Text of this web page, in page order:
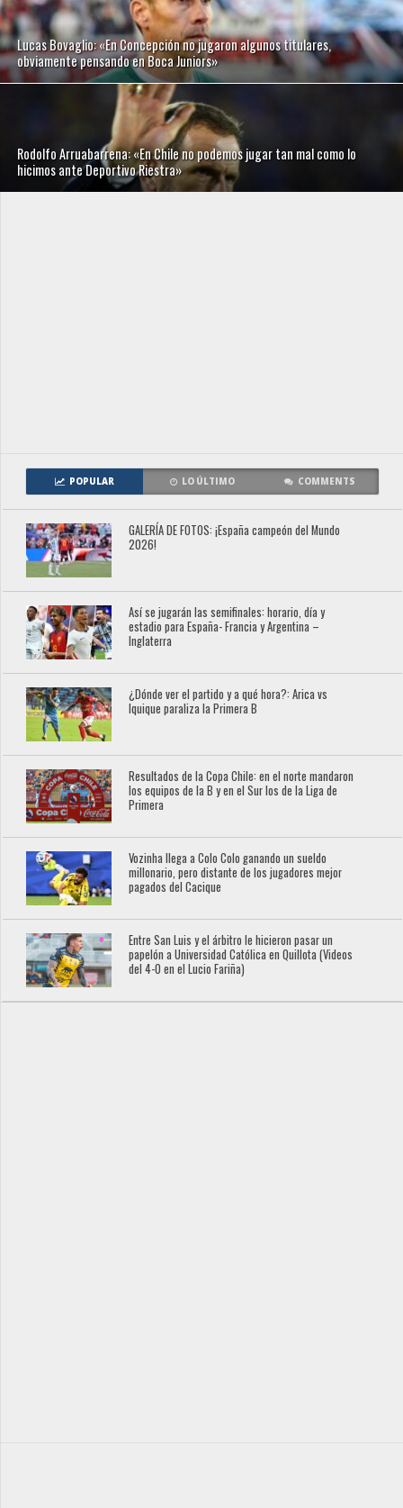
Lucas Bovaglio: «En Concepción no jugaron algunos titulares,
obviamente pensando en Boca Juniors»
Rodolfo Arruabarrena: «En Chile no podemos jugar tan mal como lo
hicimos ante Deportivo Riestra»
POPULAR LO ÚLTIMO COMMENTS
GALERÍA DE FOTOS: ¡España campeón del Mundo
2026!
Así se jugarán las semifinales: horario, día y
estadio para España- Francia y Argentina –
Inglaterra
¿Dónde ver el partido y a qué hora?: Arica vs
Iquique paraliza la Primera B
Resultados de la Copa Chile: en el norte mandaron
los equipos de la B y en el Sur los de la Liga de
Primera
Vozinha llega a Colo Colo ganando un sueldo
millonario, pero distante de los jugadores mejor
pagados del Cacique
Entre San Luis y el árbitro le hicieron pasar un
papelón a Universidad Católica en Quillota (Videos
del 4-0 en el Lucio Fariña)